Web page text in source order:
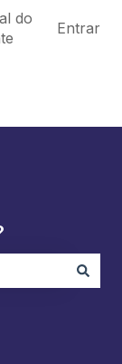
para traduções
do
Entrar